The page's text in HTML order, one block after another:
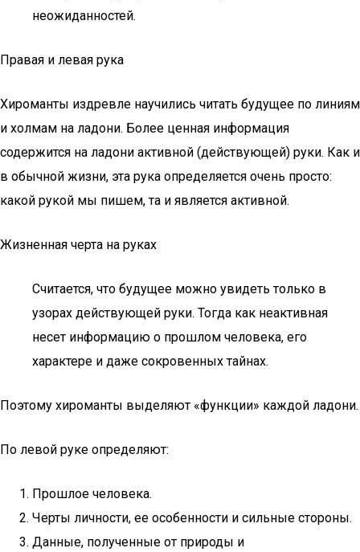
неожиданностей.
Правая и левая рука
Хироманты издревле научились читать будущее по линиям
и холмам на ладони. Более ценная информация
содержится на ладони активной (действующей) руки. Как и
в обычной жизни, эта рука определяется очень просто:
какой рукой мы пишем, та и является активной.
Жизненная черта на руках
Считается, что будущее можно увидеть только в
узорах действующей руки. Тогда как неактивная
несет информацию о прошлом человека, его
характере и даже сокровенных тайнах.
Поэтому хироманты выделяют «функции» каждой ладони.
По левой руке определяют:
Прошлое человека.
Черты личности, ее особенности и сильные стороны.
Данные, полученные от природы и